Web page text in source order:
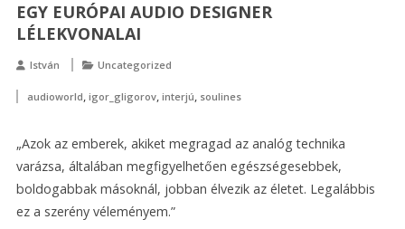
EGY EURÓPAI AUDIO DESIGNER
LÉLEKVONALAI
István Uncategorized
audioworld, igor_gligorov, interjú, soulines
„Azok az emberek, akiket megragad az analóg technika
varázsa, általában megfigyelhetően egészségesebbek,
boldogabbak másoknál, jobban élvezik az életet. Legalábbis
ez a szerény véleményem.”